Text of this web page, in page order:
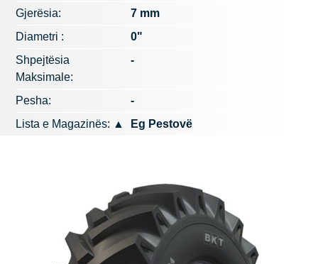
Gjerësia:
7 mm
Diametri :
0"
Shpejtësia
Maksimale:
-
Pesha:
-
Lista e Magazinës: ▲ Eg Pestovë